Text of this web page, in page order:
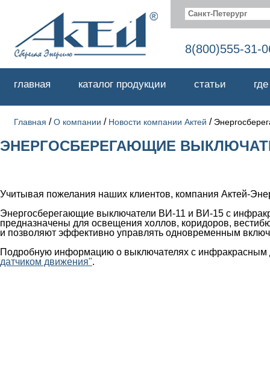
Санкт-Петерург
8(800)555-31-
главная каталог продукции статьи
Главная /О компании / Новости компании Актей /
ЭНЕРГОСБЕРЕГАЮЩИЕ
Учитывая пожелания наших клиентов, компания Актей-
Энергосберегающие выключатели ВИ-11 и ВИ-15 с
предназначены для освещения холлов, коридоров,
и позволяют эффективно управлять одновременным
Подробную информацию о выключателях с инфракрасным
датчиком движения".